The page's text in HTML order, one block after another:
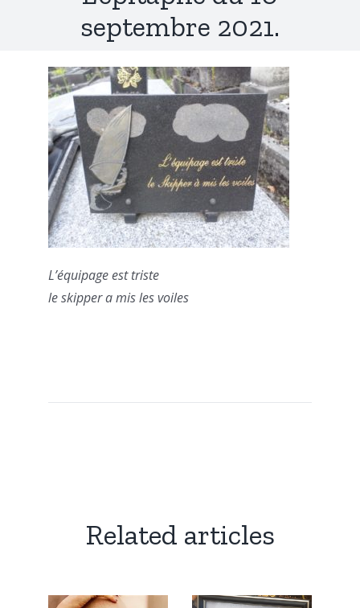
septembre 2021.
L’équipage est triste
le skipper a mis les voiles
Related articles